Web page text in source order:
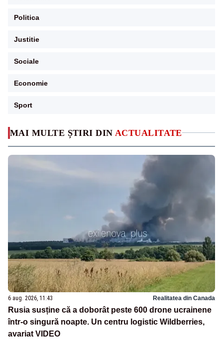
MAI MULTE ȘTIRI DIN ACTUALITATE
6 aug. 2026, 11:43 Realitatea din Canada
Rusia susține că a doborât peste 600 drone ucrainene
într-o singură noapte. Un centru logistic Wildberries,
avariat VIDEO
Politica
Justitie
Sociale
Economie
Sport